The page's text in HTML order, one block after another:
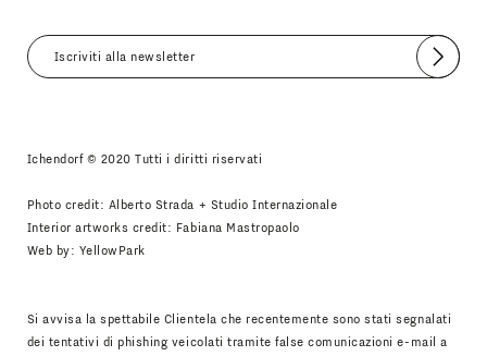
Invia
Ichendorf © 2020 Tutti i diritti riservati
Photo credit: Alberto Strada + Studio Internazionale
Interior artworks credit: Fabiana Mastropaolo
Web by: YellowPark
Si avvisa la spettabile Clientela che recentemente sono stati segnalati
dei tentativi di phishing veicolati tramite false comunicazioni e-mail a